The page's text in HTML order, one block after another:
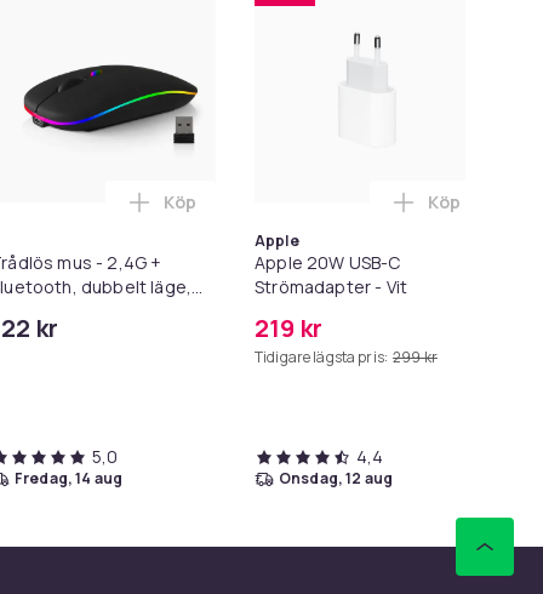
In-Ear Hörlurar med Mikrofon EarPods i varukorgen
Kortläsare, USB-C till SD/TF/USB i varukorgen
mus - 2,4G +
dubbelt läge,
kr
Lägg till Trådlös mus - 2,4G + Bluetooth,
Köp
5,0
fredag, 14 aug
Apple
Apple 20W USB-C
Strömadapter - Vit
219 kr
Tidigare lägsta pris: 299 kr
Lägg till
Köp
4,4
onsdag, 12 aug